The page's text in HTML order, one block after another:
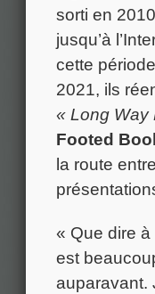
sorti en
jusqu’à
cette
2021, ils
« Long Way
Footed
la route
« Que dire
est
auparavant.